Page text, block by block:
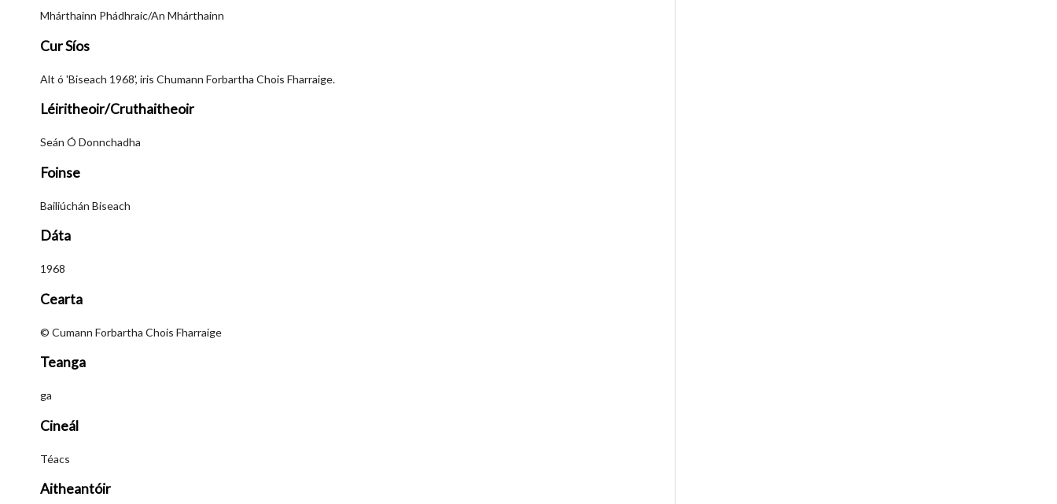
Mhárthainn Phádhraic/An Mhárthainn
Cur Síos
Alt ó 'Biseach 1968', iris Chumann Forbartha Chois Fharraige.
Léiritheoir/Cruthaitheoir
Seán Ó Donnchadha
Foinse
Bailiúchán Biseach
Dáta
1968
Cearta
© Cumann Forbartha Chois Fharraige
Teanga
ga
Cineál
Téacs
Aitheantóir